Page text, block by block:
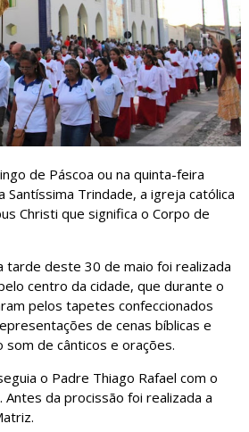
de Páscoa ou na quinta-feira
Santíssima Trindade, a igreja católica
Christi que significa o Corpo de
tarde deste 30 de maio foi realizada
centro da cidade, que durante o
pelos tapetes confeccionados
de cenas bíblicas e
de cânticos e orações.
o Padre Thiago Rafael com o
Antes da procissão foi realizada a